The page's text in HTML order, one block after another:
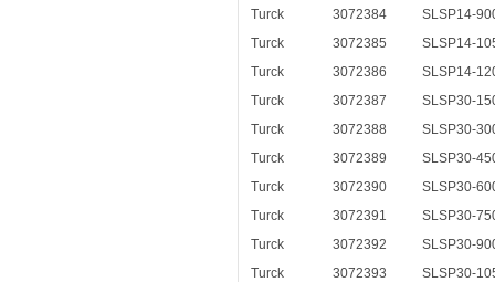
Turck
3072384
SLSP14-
Turck
3072385
SLSP14-
Turck
3072386
SLSP14-
Turck
3072387
SLSP30-
Turck
3072388
SLSP30-
Turck
3072389
SLSP30-
Turck
3072390
SLSP30-
Turck
3072391
SLSP30-
Turck
3072392
SLSP30-
Turck
3072393
SLSP30-